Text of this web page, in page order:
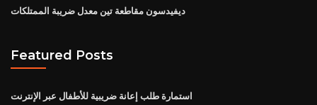
ديفيدسون مقاطعة تين معدل ضريبة الممتلكات
Featured Posts
استمارة طلب إعانة ضريبية للأطفال عبر الإنترنت